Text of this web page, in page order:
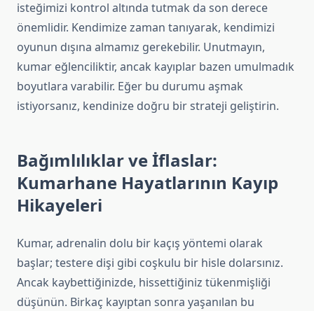
isteğimizi kontrol altında tutmak da son derece
önemlidir. Kendimize zaman tanıyarak, kendimizi
oyunun dışına almamız gerekebilir. Unutmayın,
kumar eğlenciliktir, ancak kayıplar bazen umulmadık
boyutlara varabilir. Eğer bu durumu aşmak
istiyorsanız, kendinize doğru bir strateji geliştirin.
Bağımlılıklar ve İflaslar:
Kumarhane Hayatlarının Kayıp
Hikayeleri
Kumar, adrenalin dolu bir kaçış yöntemi olarak
başlar; testere dişi gibi coşkulu bir hisle dolarsınız.
Ancak kaybettiğinizde, hissettiğiniz tükenmişliği
düşünün. Birkaç kayıptan sonra yaşanılan bu